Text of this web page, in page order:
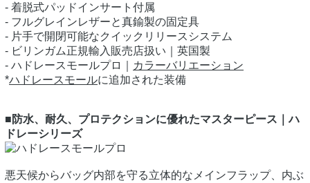
- 着脱式パッドインサート付属
- フルグレインレザーと真鍮製の固定具
- 片手で開閉可能なクイックリリースシステム
- ビリンガム正規輸入販売店扱い｜英国製
- ハドレースモールプロ｜
カラーバリエーション
*ハドレースモールに追加された装備
■防水、耐久、プロテクションに優れたマスターピース｜ハ
ドレーシリーズ
悪天候からバッグ内部を守る立体的なメインフラップ、内ぶ